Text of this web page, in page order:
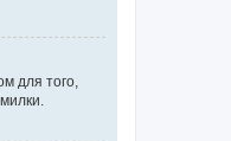
для того,